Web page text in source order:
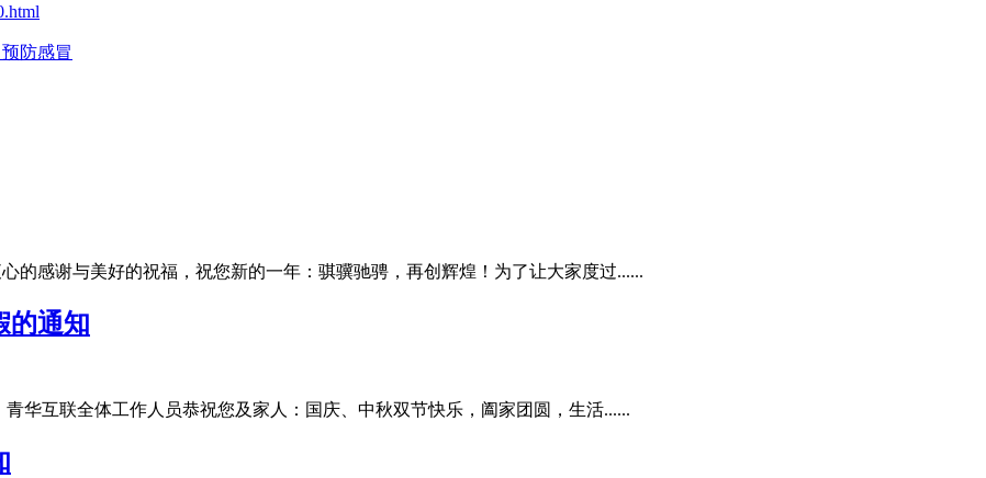
防感冒
的感谢与美好的祝福，祝您新的一年：骐骥驰骋，再创辉煌！为了让大家度过......
的通知
华互联全体工作人员恭祝您及家人：国庆、中秋双节快乐，阖家团圆，生活......